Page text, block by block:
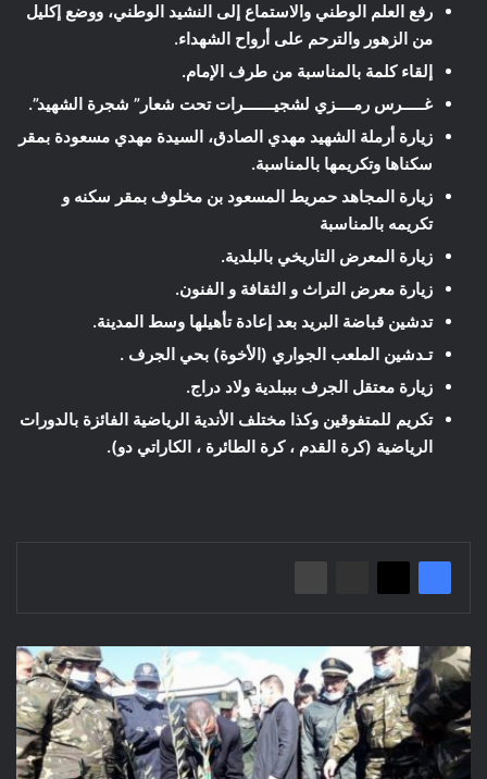
رفع العلم الوطني والاستماع إلى النشيد الوطني، ووضع إكليل
من الزهور والترحم على أرواح الشهداء.
إلقاء كلمة بالمناسبة من طرف الإمام.
غـــــرس رمــــزي لشجيـــــــرات تحت شعار” شجرة الشهيد”.
زيارة أرملة الشهيد مهدي الصادق، السيدة مهدي مسعودة بمقر
سكناها وتكريمها بالمناسبة.
زيارة المجاهد حمريط المسعود بن مخلوف بمقر سكنه و
تكريمه بالمناسبة
زيارة المعرض التاريخي بالبلدية.
زيارة معرض التراث و الثقافة و الفنون.
تدشين قباضة البريد بعد إعادة تأهيلها وسط المدينة.
تـدشين الملعب الجواري (الأخوة) بحي الجرف .
زيارة معتقل الجرف بببلدية ولاد دراج.
تكريم للمتفوقين وكذا مختلف الأندية الرياضية الفائزة بالدورات
الرياضية (كرة القدم ، كرة الطائرة ، الكاراتي دو).
إحياء
اليوم
العالمي
للشجرة
المصادف